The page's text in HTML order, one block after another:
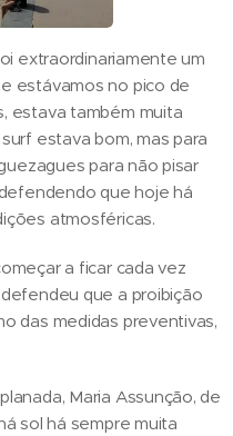
extraordinariamente um
estávamos no pico de
estava também muita
estava bom, mas para
para não pisar
que hoje há
atmosféricas.
a ficar cada vez
que a proibição
das medidas preventivas,
Maria Assunção, de
sol há sempre muita